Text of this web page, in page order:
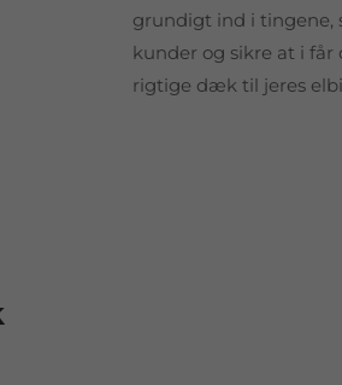
grundigt ind i tingene,
kunder og sikre at i
rigtige dæk til jeres